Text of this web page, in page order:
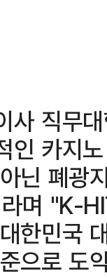
사 직무
인 카지
닌 폐광
며 "K-
한민국
으로 도